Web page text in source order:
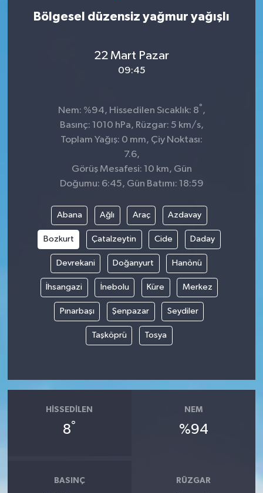
Bölgesel düzensiz yağmur yağışlı
22 Mart Pazar
09:45
Nem: %94, Hissedilen Sıcaklık: 8° ,
Basınç: 1010 hPa, Rüzgar: 5 km/s,
Toplam Yağış: 0 mm, Çiy Noktası:
7.6,
Görüş Mesafesi: 10 km, Gün
Doğumu: 6:45, Gün Batımı: 18:59
Abana Ağlı Araç Azdavay
Bozkurt Çatalzeytin Cide Daday
Devrekani Doğanyurt Hanönü
İhsangazi İnebolu Küre Merkez
Pınarbaşı Şenpazar Seydiler
Taşköprü Tosya
HISSEDILEN
8°
NEM
%94
BASINÇ RÜZGAR